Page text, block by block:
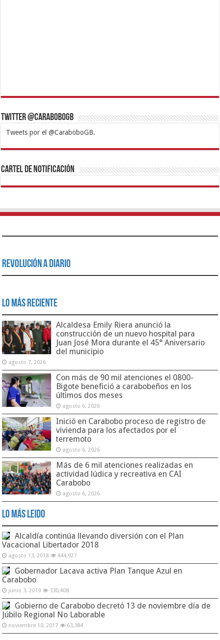
Twitter @CaraboboGB
Tweets por el @CaraboboGB.
1xbetBetturkeyBetistKralbetSupertotobetTipobetMatadorbetMariobet
https://mvbcasino.com/
Cartel de Notificación
Revolución a Diario
Lo Más Reciente
Alcaldesa Emily Riera anunció la
construcción de un nuevo hospital para
Juan José Mora durante el 45° Aniversario
del municipio
agosto 7, 2026
Con más de 90 mil atenciones el 0800-
Bigote benefició a carabobeños en los
últimos dos meses
agosto 6, 2026
Inició en Carabobo proceso de registro de
vivienda para los afectados por el
terremoto
agosto 6, 2026
Más de 6 mil atenciones realizadas en
actividad lúdica y recreativa en CAI
Carabobo
agosto 6, 2026
Lo Más Leido
Alcaldía continúa llevando diversión con el Plan
Vacacional Libertador 2018
agosto 13, 2018 444,927
Gobernador Lacava activa Plan Tanque Azul en
Carabobo
junio 3, 2019 330,408
Gobierno de Carabobo decretó 13 de noviembre día de
Júbilo Regional No Laborable
noviembre 10, 2017 63,384